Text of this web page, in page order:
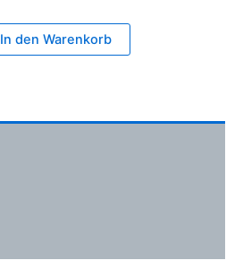
In den Warenkorb